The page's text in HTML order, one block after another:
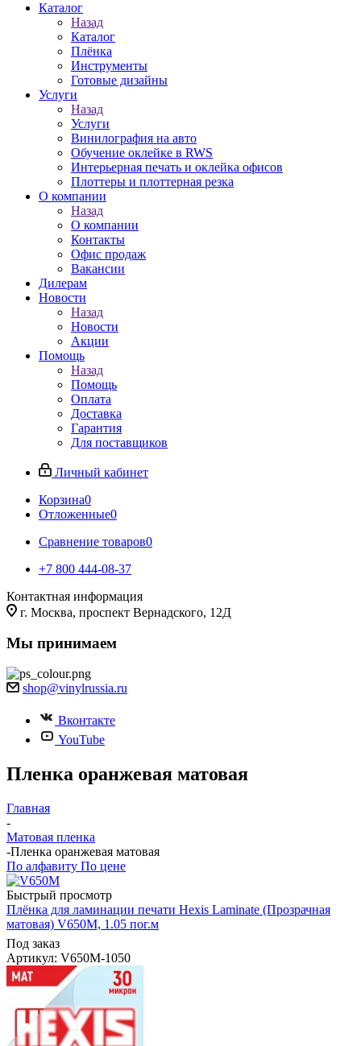
Каталог
Назад
Каталог
Плёнка
Инструменты
Готовые дизайны
Услуги
Назад
Услуги
Винилография на авто
Обучение оклейке в RWS
Интерьерная печать и оклейка офисов
Плоттеры и плоттерная резка
О компании
Назад
О компании
Контакты
Офис продаж
Вакансии
Дилерам
Новости
Назад
Новости
Акции
Помощь
Назад
Помощь
Оплата
Доставка
Гарантия
Для поставщиков
Личный кабинет
Корзина0
Отложенные0
Сравнение товаров0
+7 800 444-08-37
Контактная информация
г. Москва, проспект Вернадского, 12Д
Мы принимаем
shop@vinylrussia.ru
Вконтакте
YouTube
Пленка оранжевая матовая
Главная
-
Матовая пленка
-Пленка оранжевая матовая
По алфавиту По цене
Быстрый просмотр
Плёнка для ламинации печати Hexis Laminate (Прозрачная
матовая) V650M, 1.05 пог.м
Под заказ
Артикул: V650M-1050